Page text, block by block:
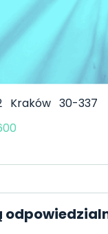
Kraków 30-337